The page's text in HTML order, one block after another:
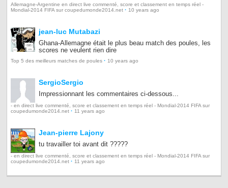
Allemagne-Argentine en direct live commenté, score et classement en temps réel -
Mondial-2014 FIFA sur coupedumonde2014.net · 10 years ago
jean-luc Mutabazi
Ghana-Allemagne était le plus beau match des poules, les
scores ne veulent rien dire
Top 5 des meilleurs matches de poules · 10 years ago
SergioSergio
Impressionnant les commentaires ci-dessous...
- en direct live commenté, score et classement en temps réel - Mondial-2014 FIFA sur
coupedumonde2014.net · 11 years ago
Jean-pierre Lajony
tu travailler toi avant dit ?????
- en direct live commenté, score et classement en temps réel - Mondial-2014 FIFA sur
coupedumonde2014.net · 11 years ago